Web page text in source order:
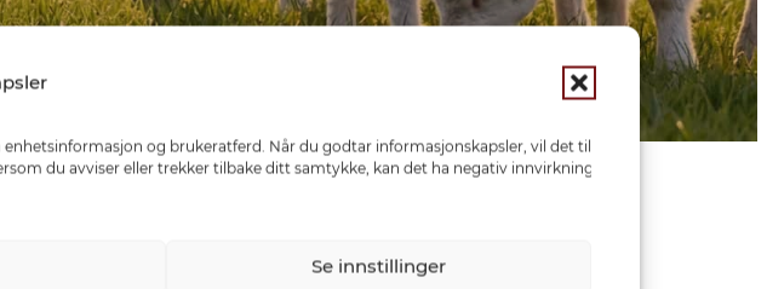
og brukeratferd. Når du godtar informasjonskapsler, vil det tillate
du avviser eller trekker tilbake ditt samtykke, kan det ha negativ innvirkning på
Se innstillinger